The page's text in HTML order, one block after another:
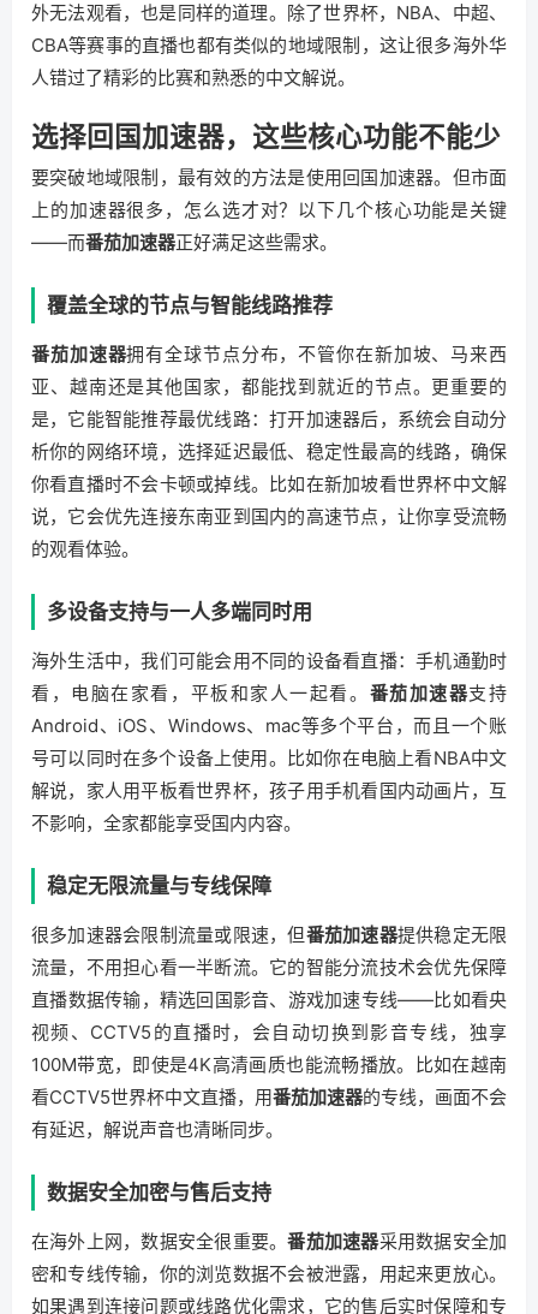
外无法观看，也是同样的道理。除了世界杯，NBA、中超、
CBA等赛事的直播也都有类似的地域限制，这让很多海外华
人错过了精彩的比赛和熟悉的中文解说。
选择回国加速器，这些核心功能不能少
要突破地域限制，最有效的方法是使用回国加速器。但市面
上的加速器很多，怎么选才对？以下几个核心功能是关键
——而番茄加速器正好满足这些需求。
覆盖全球的节点与智能线路推荐
番茄加速器拥有全球节点分布，不管你在新加坡、马来西
亚、越南还是其他国家，都能找到就近的节点。更重要的
是，它能智能推荐最优线路：打开加速器后，系统会自动分
析你的网络环境，选择延迟最低、稳定性最高的线路，确保
你看直播时不会卡顿或掉线。比如在新加坡看世界杯中文解
说，它会优先连接东南亚到国内的高速节点，让你享受流畅
的观看体验。
多设备支持与一人多端同时用
海外生活中，我们可能会用不同的设备看直播：手机通勤时
看，电脑在家看，平板和家人一起看。 番茄加速器支持
Android、iOS、Windows、mac等多个平台，而且一个账
号可以同时在多个设备上使用。比如你在电脑上看NBA中文
解说，家人用平板看世界杯，孩子用手机看国内动画片，互
不影响，全家都能享受国内内容。
稳定无限流量与专线保障
很多加速器会限制流量或限速，但番茄加速器提供稳定无限
流量，不用担心看一半断流。它的智能分流技术会优先保障
直播数据传输，精选回国影音、游戏加速专线——比如看央
视频、CCTV5的直播时，会自动切换到影音专线，独享
100M带宽，即使是4K高清画质也能流畅播放。比如在越南
看CCTV5世界杯中文直播，用番茄加速器的专线，画面不会
有延迟，解说声音也清晰同步。
数据安全加密与售后支持
在海外上网，数据安全很重要。番茄加速器采用数据安全加
密和专线传输，你的浏览数据不会被泄露，用起来更放心。
如果遇到连接问题或线路优化需求，它的售后实时保障和专